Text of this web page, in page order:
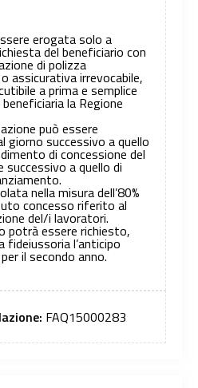
erogata solo a
del beneficiario con
di polizza
assicurativa irrevocabile,
a prima e semplice
la Regione
può essere
giorno successivo a quello
di concessione del
a quello di
nella misura dell’80%
concesso riferito al
del/i lavoratori.
potrà essere richiesto,
fideiussoria l’anticipo
il secondo anno.
FAQ15000283